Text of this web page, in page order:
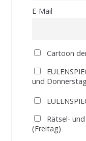
E-Mail
Cartoon
und
Rätsel-
(Freitag)